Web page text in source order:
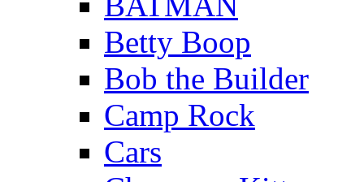
Betty Boop
Bob the Builder
Camp Rock
Cars